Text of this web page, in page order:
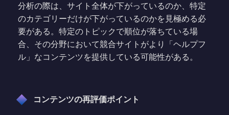
分析の際は、サイト全体が下がっているのか、特定
のカテゴリーだけが下がっているのかを見極める必
要がある。特定のトピックで順位が落ちている場
合、その分野において競合サイトがより「ヘルプフ
ル」なコンテンツを提供している可能性がある。
コンテンツの再評価ポイント